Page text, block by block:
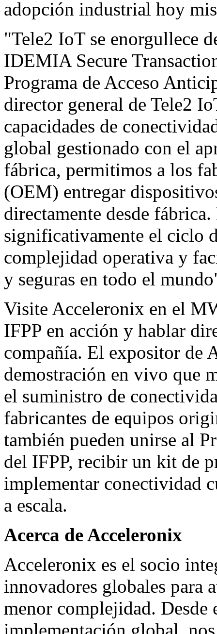
adopción industrial hoy
"Tele2 IoT se enorgullece
IDEMIA Secure
Programa de Acceso
director general de Tele2
capacidades de
global gestionado con el
fábrica, permitimos a los
(OEM) entregar
directamente desde
significativamente el ciclo
complejidad operativa y
y seguras en todo el
Visite Acceleronix en el
IFPP en acción y hablar
compañía. El expositor de
demostración en vivo que
el suministro de
fabricantes de equipos
también pueden unirse al
del IFPP, recibir un kit de
implementar conectividad
a escala.
Acerca de Acceleronix
Acceleronix es el socio
innovadores globales para
menor complejidad. Desde
implementación global,